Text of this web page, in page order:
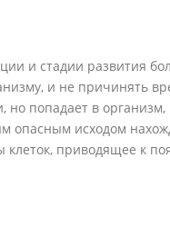
и стадии развития
и не причинять
но попадает в
опасным исходом
клеток, приводящее к